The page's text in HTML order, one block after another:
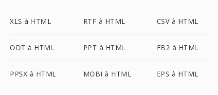
XLS à HTML RTF à HTML CSV à HTML
ODT à HTML PPT à HTML FB2 à HTML
PPSX à HTML MOBI à HTML EPS à HTML